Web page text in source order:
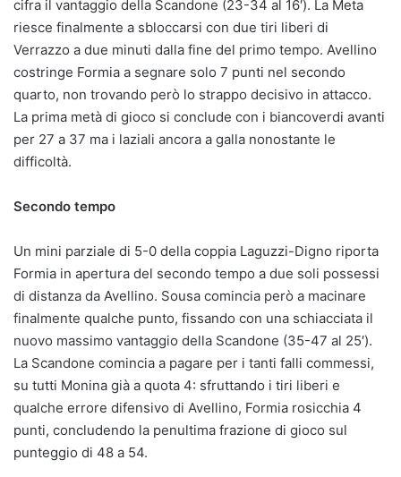
cifra il vantaggio della Scandone (23-34 al 16′). La Meta
riesce finalmente a sbloccarsi con due tiri liberi di
Verrazzo a due minuti dalla fine del primo tempo. Avellino
costringe Formia a segnare solo 7 punti nel secondo
quarto, non trovando però lo strappo decisivo in attacco.
La prima metà di gioco si conclude con i biancoverdi avanti
per 27 a 37 ma i laziali ancora a galla nonostante le
difficoltà.
Secondo tempo
Un mini parziale di 5-0 della coppia Laguzzi-Digno riporta
Formia in apertura del secondo tempo a due soli possessi
di distanza da Avellino. Sousa comincia però a macinare
finalmente qualche punto, fissando con una schiacciata il
nuovo massimo vantaggio della Scandone (35-47 al 25′).
La Scandone comincia a pagare per i tanti falli commessi,
su tutti Monina già a quota 4: sfruttando i tiri liberi e
qualche errore difensivo di Avellino, Formia rosicchia 4
punti, concludendo la penultima frazione di gioco sul
punteggio di 48 a 54.